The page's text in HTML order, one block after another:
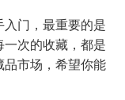
门，最重要的是
次的收藏，都是
市场，希望你能